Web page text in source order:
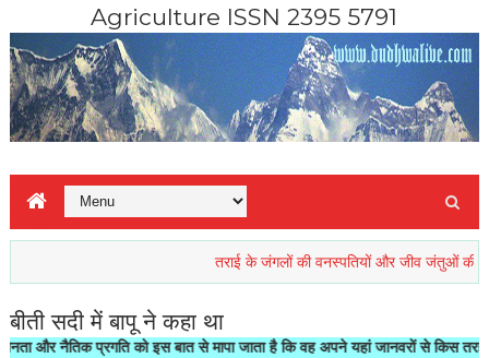
Agriculture ISSN 2395 5791
तराई के जंगलों की वनस्पतियों और जीव जंतुओं की रिहाइश
बीती सदी में बापू ने कहा था
प्रगति को इस बात से मापा जाता है कि वह अपने यहां जानवरों से किस तरह का सलूक